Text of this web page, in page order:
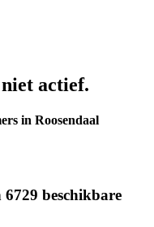
actief.
in Roosendaal
beschikbare